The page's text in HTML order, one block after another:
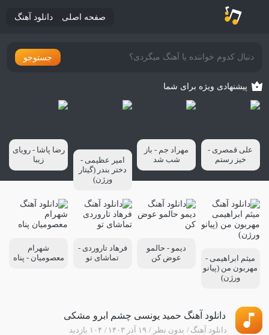
صفحه اصلی دانلود آهنگ
جستوجو
پیشنهادی ویژه برای شما
علی قمصری -
خیز رستم
مهراد جم - باز
شب شد
امیر عظیمی -
دختر بندر (گیتار
ورژن)
رضا پاشا - رویای
زیبا
میثم ابراهیمی -
مهربون من (پیانو
ورژن)
دیمو - حالمو
عوض کن
فرهاد تاروردی -
تماشای تو
شهرام
معصومیان - پناه
دانلود آهنگ حمید یونسی چشم ابرو مشکی
دانلود آهنگ بدون نظر ۱۹ آذر ۱۴۰۳ ۱۰۴ بازدید